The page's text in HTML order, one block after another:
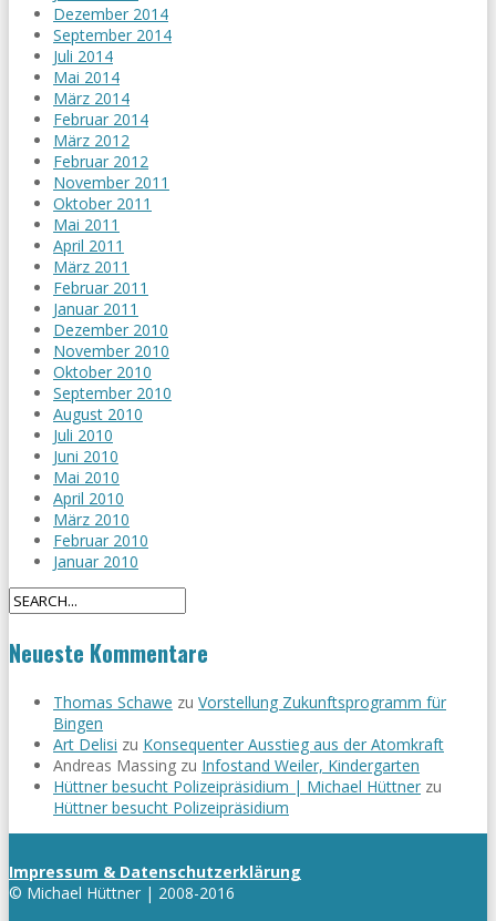
Dezember 2014
September 2014
Juli 2014
Mai 2014
März 2014
Februar 2014
März 2012
Februar 2012
November 2011
Oktober 2011
Mai 2011
April 2011
März 2011
Februar 2011
Januar 2011
Dezember 2010
November 2010
Oktober 2010
September 2010
August 2010
Juli 2010
Juni 2010
Mai 2010
April 2010
März 2010
Februar 2010
Januar 2010
Neueste Kommentare
Thomas Schawe zu Vorstellung Zukunftsprogramm für
Bingen
Art Delisi zu Konsequenter Ausstieg aus der Atomkraft
Andreas Massing zu Infostand Weiler, Kindergarten
Hüttner besucht Polizeipräsidium | Michael Hüttner zu
Hüttner besucht Polizeipräsidium
Impressum & Datenschutzerklärung
© Michael Hüttner | 2008-2016